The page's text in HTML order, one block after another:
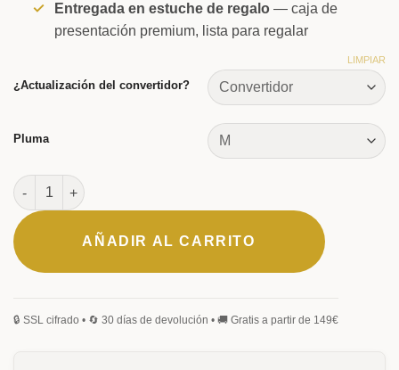
Entregada en estuche de regalo— caja de
presentación premium, lista para regalar
¿Actualización del convertidor?
Pluma
LIMPIAR
Pluma estilográfica Primus Natura cantidad
AÑADIR AL CARRITO